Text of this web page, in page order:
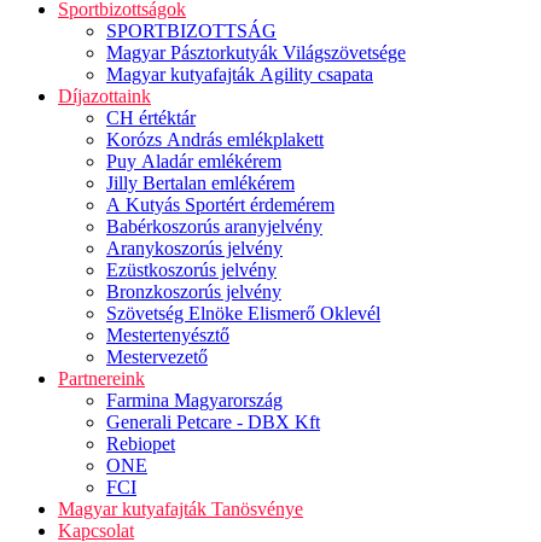
Sportbizottságok
SPORTBIZOTTSÁG
Magyar Pásztorkutyák Világszövetsége
Magyar kutyafajták Agility csapata
Díjazottaink
CH értéktár
Korózs András emlékplakett
Puy Aladár emlékérem
Jilly Bertalan emlékérem
A Kutyás Sportért érdemérem
Babérkoszorús aranyjelvény
Aranykoszorús jelvény
Ezüstkoszorús jelvény
Bronzkoszorús jelvény
Szövetség Elnöke Elismerő Oklevél
Mestertenyésztő
Mestervezető
Partnereink
Farmina Magyarország
Generali Petcare - DBX Kft
Rebiopet
ONE
FCI
Magyar kutyafajták Tanösvénye
Kapcsolat